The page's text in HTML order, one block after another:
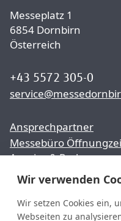
Messeplatz 1
6854 Dornbirn
Österreich
+43 5572 305-0
Ansprechpartner
Messebüro
Anreise & Parken
Karriere
Wir verwenden
Wir setzen Cookies ein,
Webseiten zu